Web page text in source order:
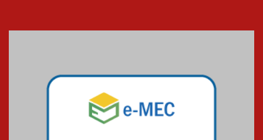
04.08.2026
Mackenzie recepciona os
calouros do segundo semestre